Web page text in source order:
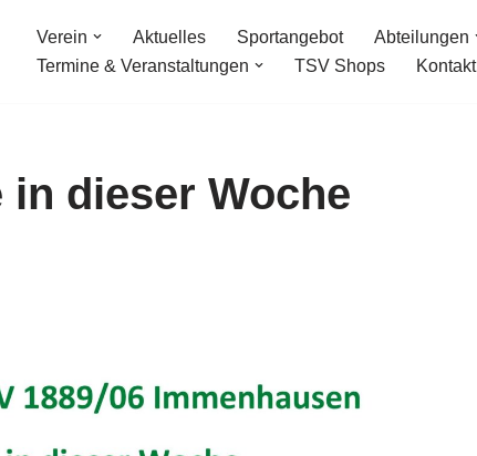
Verein Aktuelles Sportangebot Abteilungen
Termine & Veranstaltungen
TSV Shops Kontakt
dieser Woche